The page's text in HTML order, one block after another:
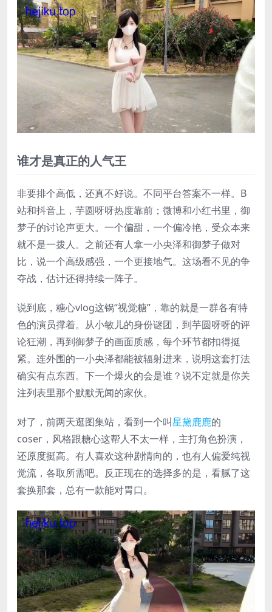
谁才是真正的人气王
非要排个高低，还真不好说。不同平台答案不一样。B
站和抖音上，芋圆呀呀热度靠前；微博和小红书里，御
梦子的讨论声更大。一个偏甜，一个偏冷艳，受众本来
就不是一拨人。之前还有人拿一小央泽和御梦子做对
比，说一个高级感强，一个更接地气。这场看不见的争
夺战，估计还得持续一阵子。
说到底，糖心vlog这锅“视觉糖”，靠的就是一群各有特
色的演员撑着。从小敏儿的身份谜团，到芋圆呀呀的评
论狂潮，再到御梦子的画面质感，每个环节都扣得挺
紧。连外围的一小央泽都能被辐射进来，说明这套打法
确实有点东西。下一个爆火的会是谁？说不定就是你关
注列表里那个默默无闻的家伙。
对了，前两天逛图集站，看到一个叫星黛鹿鹿的
coser，风格跟糖心这帮人不太一样，主打角色扮演，
还原度挺高。有人喜欢这种剧情向的，也有人偏爱纯视
觉流，各取所需吧。反正现在的选择多的是，看腻了这
套换那套，总有一款能对胃口。